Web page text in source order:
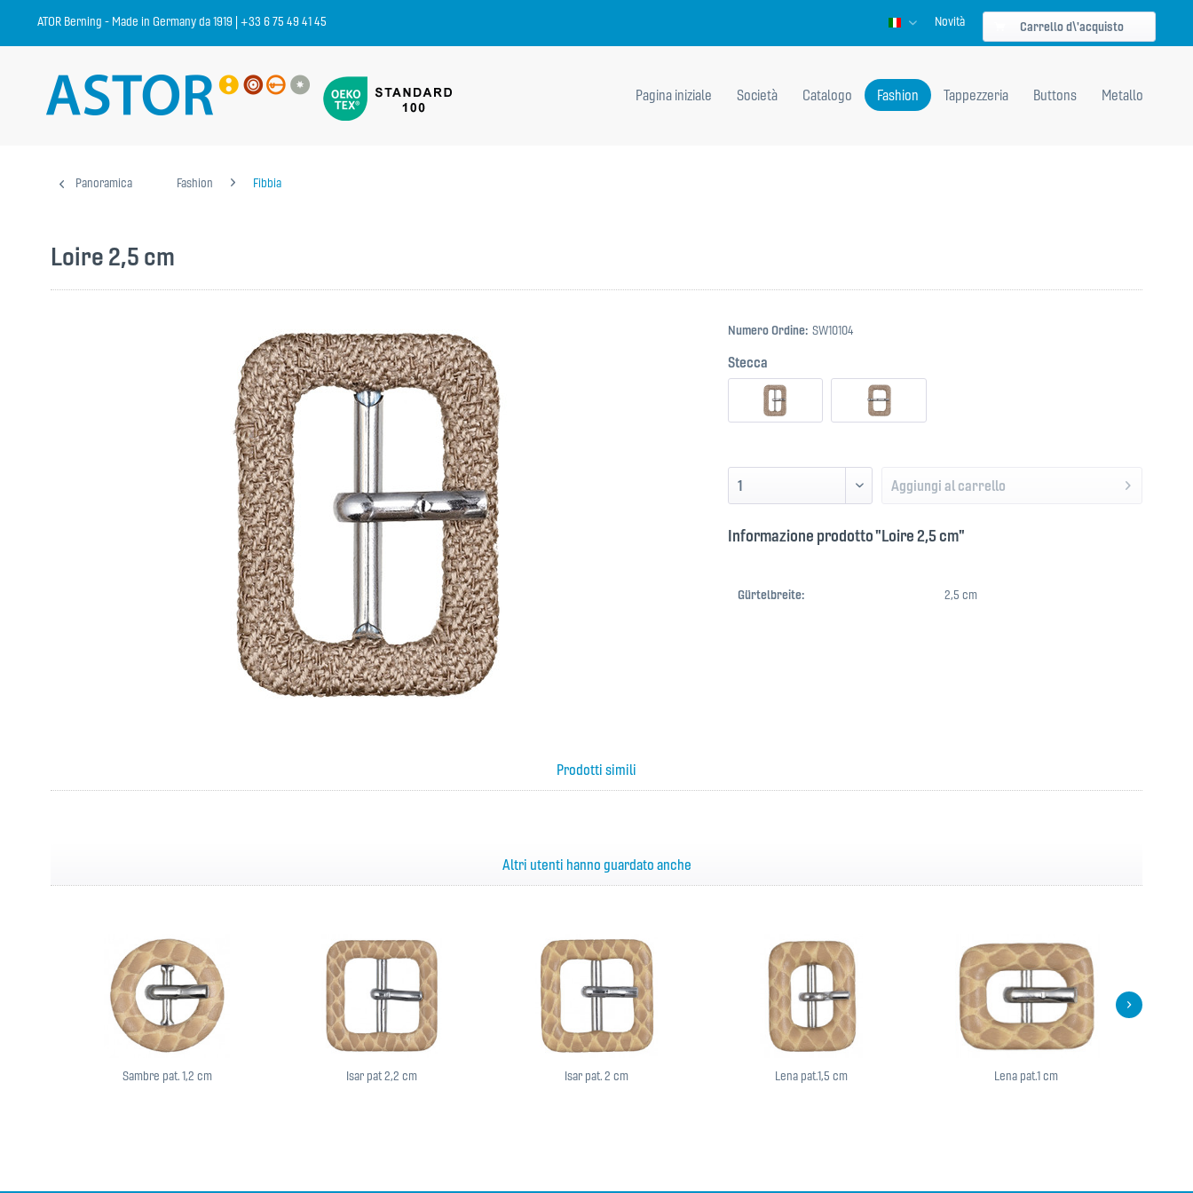
ATOR Berning - Made in Germany da 1919 | +33 6 75 49 41 45 ItalienischNovità Carrello d\'acquisto
Pagina iniziale Società Catalogo Fashion Tappezzeria Buttons Metallo
Panoramica Fashion Fibbia
Loire 2,5 cm
Numero Ordine: SW10104
Stecca
Aggiungi al carrello
Informazione prodotto "Loire 2,5 cm"
Gürtelbreite: 2,5 cm
Prodotti simili
Altri utenti hanno guardato anche
Sambre pat. 1,2 cm Isar pat 2,2 cm Isar pat. 2 cm Lena pat.1,5 cm Lena pat.1 cm